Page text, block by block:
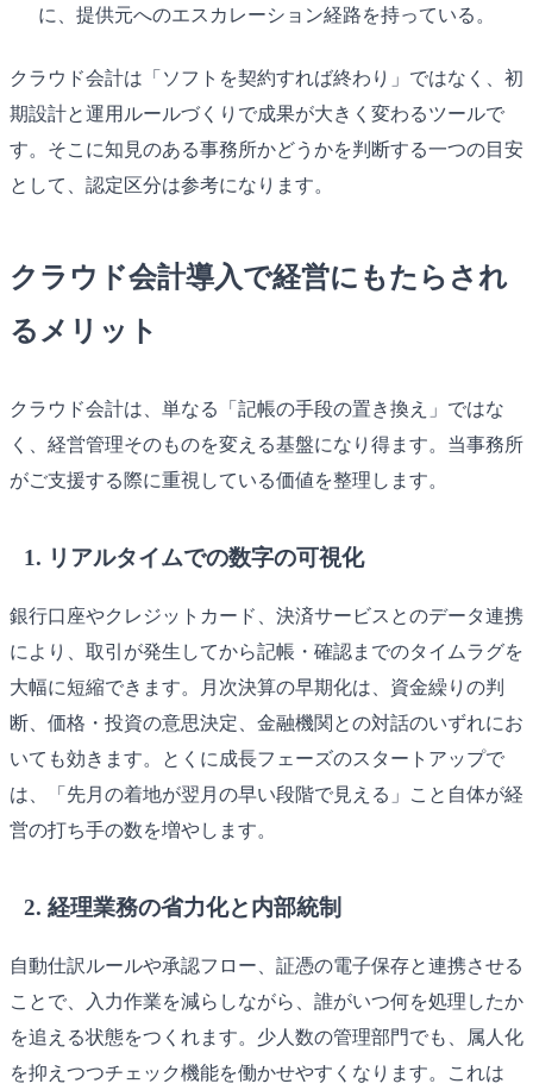
に、提供元へのエスカレーション経路を持っている。
クラウド会計は「ソフトを契約すれば終わり」ではなく、初
期設計と運用ルールづくりで成果が大きく変わるツールで
す。そこに知見のある事務所かどうかを判断する一つの目安
として、認定区分は参考になります。
クラウド会計導入で経営にもたらされ
るメリット
クラウド会計は、単なる「記帳の手段の置き換え」ではな
く、経営管理そのものを変える基盤になり得ます。当事務所
がご支援する際に重視している価値を整理します。
1. リアルタイムでの数字の可視化
銀行口座やクレジットカード、決済サービスとのデータ連携
により、取引が発生してから記帳・確認までのタイムラグを
大幅に短縮できます。月次決算の早期化は、資金繰りの判
断、価格・投資の意思決定、金融機関との対話のいずれにお
いても効きます。とくに成長フェーズのスタートアップで
は、「先月の着地が翌月の早い段階で見える」こと自体が経
営の打ち手の数を増やします。
2. 経理業務の省力化と内部統制
自動仕訳ルールや承認フロー、証憑の電子保存と連携させる
ことで、入力作業を減らしながら、誰がいつ何を処理したか
を追える状態をつくれます。少人数の管理部門でも、属人化
を抑えつつチェック機能を働かせやすくなります。これは